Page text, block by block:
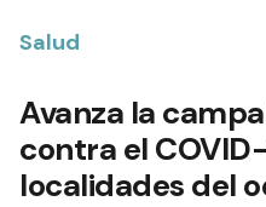
Salud
Avanza la
contra el
localidades del